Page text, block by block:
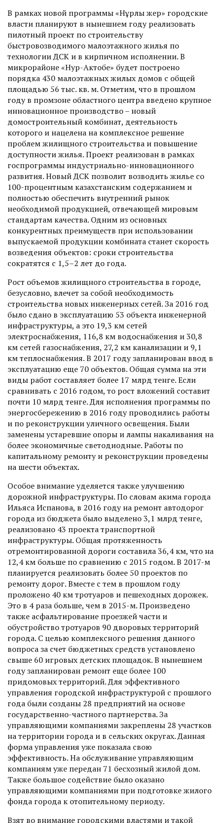
В рамках новой программы «Нұрлы жер» городские
власти планируют в нынешнем году реализовать
пилотный проект по строи­тельству
быстровозводимого малоэтажного жилья по
технологии ДСК и в кирпичном исполнении. В
микрорайоне «Нур-Актобе» будет построено
порядка 430 малоэтажных жилых домов с общей
площадью 56 тыс. кв. м. Отметим, что в прошлом
году в промзоне областного центра введено крупное
инновационное производство – новый
домостроительный комбинат, деятельность
которого и нацелена на комплексное решение
проблем жилищного строительства и повышение
доступности жилья. Проект реализован в рамках
госпрограммы индустриально-инновационного
развития. Новый ДСК позволит возводить жилье со
100-процентным казахстанским содержанием и
полностью обеспечить внутренний рынок
необходимой продукцией, отвечаю­щей мировым
стандартам качества. Одним из основных
конкурентных преимуществ при использовании
выпускаемой продукции комбината станет скорость
возведения объектов: сроки строительства
сократятся с 1,5–2 лет до года.
Рост объемов жилищного строительства в городе,
безусловно, влечет за собой необходимость
строительства новых инженерных сетей. За 2016 год
было сдано в эксплуатацию 53 объекта инженерной
инфраструктуры, а это 19,3 км сетей
электроснабжения, 116,8 км водоснабжения и 30,8
км сетей газоснабжения, 27,2 км канализации и 9,1
км теплоснабжения. В 2017 году запланирован ввод в
эксплуатацию еще 70 объектов. Общая сумма на эти
виды работ составляет более 17 млрд тенге. Если
сравнивать с 2016 годом, то рост вложений составит
почти 10 млрд тенге. Для исполнения программы по
энергосбережению в 2016 году проводились работы
и по реконструкции уличного освещения. Были
заменены устаревшие опоры и лампы накаливания на
более экономичные светодиодные. Работы по
капитальному ремонту и реконструкции проведены
на шести объектах.
Особое внимание уделяется также улучшению
дорожной инфраструктуры. По словам акима города
Ильяса Испанова, в 2016 году на ремонт автодорог
города из бюджета было выделено 3,1 млрд тенге,
реализовано 43 проекта транспортной
инфраструктуры. Общая протяженность
отремонтированной дороги составила 36,4 км, что на
12,4 км больше по сравнению с 2015 годом. В 2017-м
планируется реализовать более 50 проек­тов по
ремонту дорог. Вместе с тем в прошлом году
проложено 40 км тротуаров и пешеходных дорожек.
Это в 4 раза больше, чем в 2015-м. Произведено
также асфальтирование проезжей части и
обустройство тротуаров 90 дворовых территорий
города. С целью комплекс­ного решения данного
вопроса за счет бюджетных средств установлено
свыше 60 игровых детских площадок. В нынешнем
году запланирован ремонт еще более 100
придомовых территорий. Для эффективного
управления городской инфраструктурой с прошлого
года были созданы 28 предприятий на основе
государственно-частного парт­нерства. За
управляющими компания­ми закреплены 28 участков
на территории города и в сельских округах. Данная
форма управления уже показала свою
эффективность. На обслуживание управляющим
компаниям уже передан 71 бесхозный жилой дом.
Также большое содействие было оказано
управляющими компаниями при подготовке жилого
фонда города к отопительному периоду.
Взят во внимание городскими властями и такой